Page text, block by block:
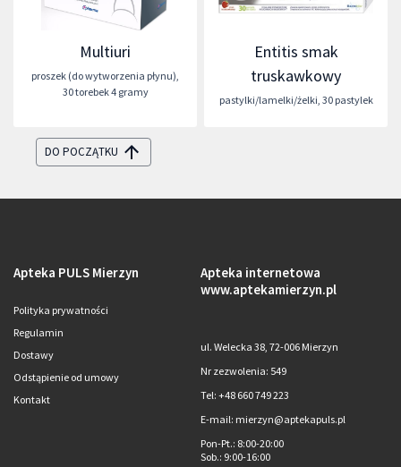
Multiuri
proszek (do wytworzenia płynu),
30 torebek 4 gramy
Entitis smak
truskawkowy
pastylki/lamelki/żelki, 30 pastylek
DO POCZĄTKU
Apteka PULS Mierzyn
Polityka prywatności
Regulamin
Dostawy
Odstąpienie od umowy
Kontakt
Apteka internetowa
www.aptekamierzyn.pl
ul. Welecka 38, 72-006 Mierzyn
Nr zezwolenia: 549
Tel: +48 660 749 223
E-mail: mierzyn@aptekapuls.pl
Pon-Pt.: 8:00-20:00
Sob.: 9:00-16:00